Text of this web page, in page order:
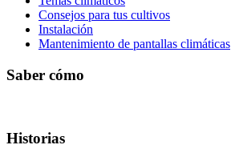
Consejos para tus cultivos
Instalación
Mantenimiento de pantallas climáticas
Saber cómo
Historias